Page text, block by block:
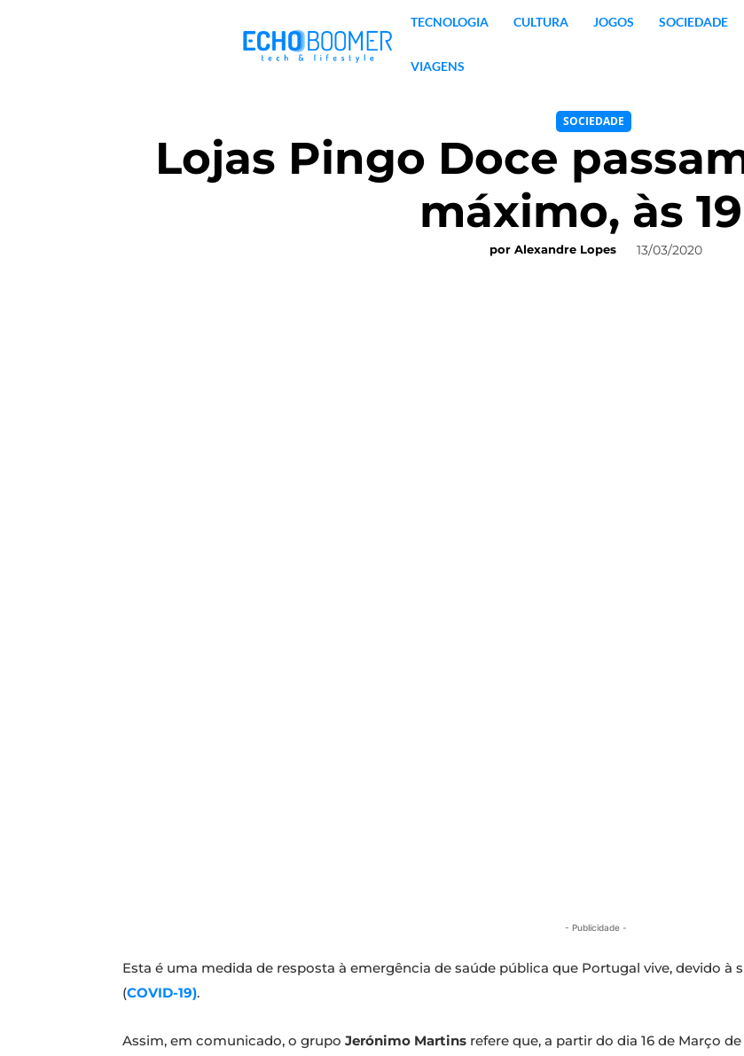
TECNOLOGIA CULTURA JOGOS SOCIEDADE
VIAGENS
SOCIEDADE
Lojas Pingo Doce
máximo, às
por Alexandre Lopes 13/03/2020
- Publicidade -
Esta é uma medida de resposta à emergência de saúde pública que Portugal vive, devido
(COVID-19).
Assim, em comunicado, o grupo Jerónimo Martins refere que, a partir do dia 16 de Março